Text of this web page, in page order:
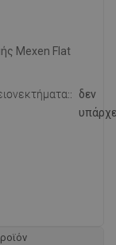
Mexen Flat
δεν